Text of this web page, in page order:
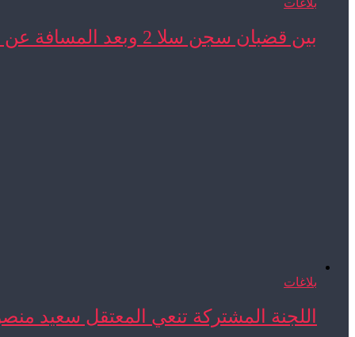
بلاغات
بين قضبان سجن سلا 2 وبعد المسافة عن ...
بلاغات
اللجنة المشتركة تنعي المعتقل سعيد